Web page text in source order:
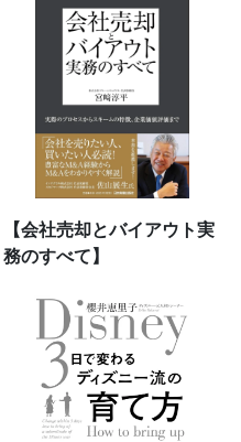
【会社売却とバイアウト実
務のすべて】